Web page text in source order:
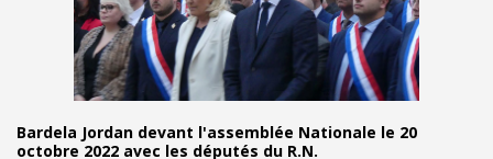
Bardela Jordan devant l'assemblée Nationale le 20
octobre 2022 avec les députés du R.N.